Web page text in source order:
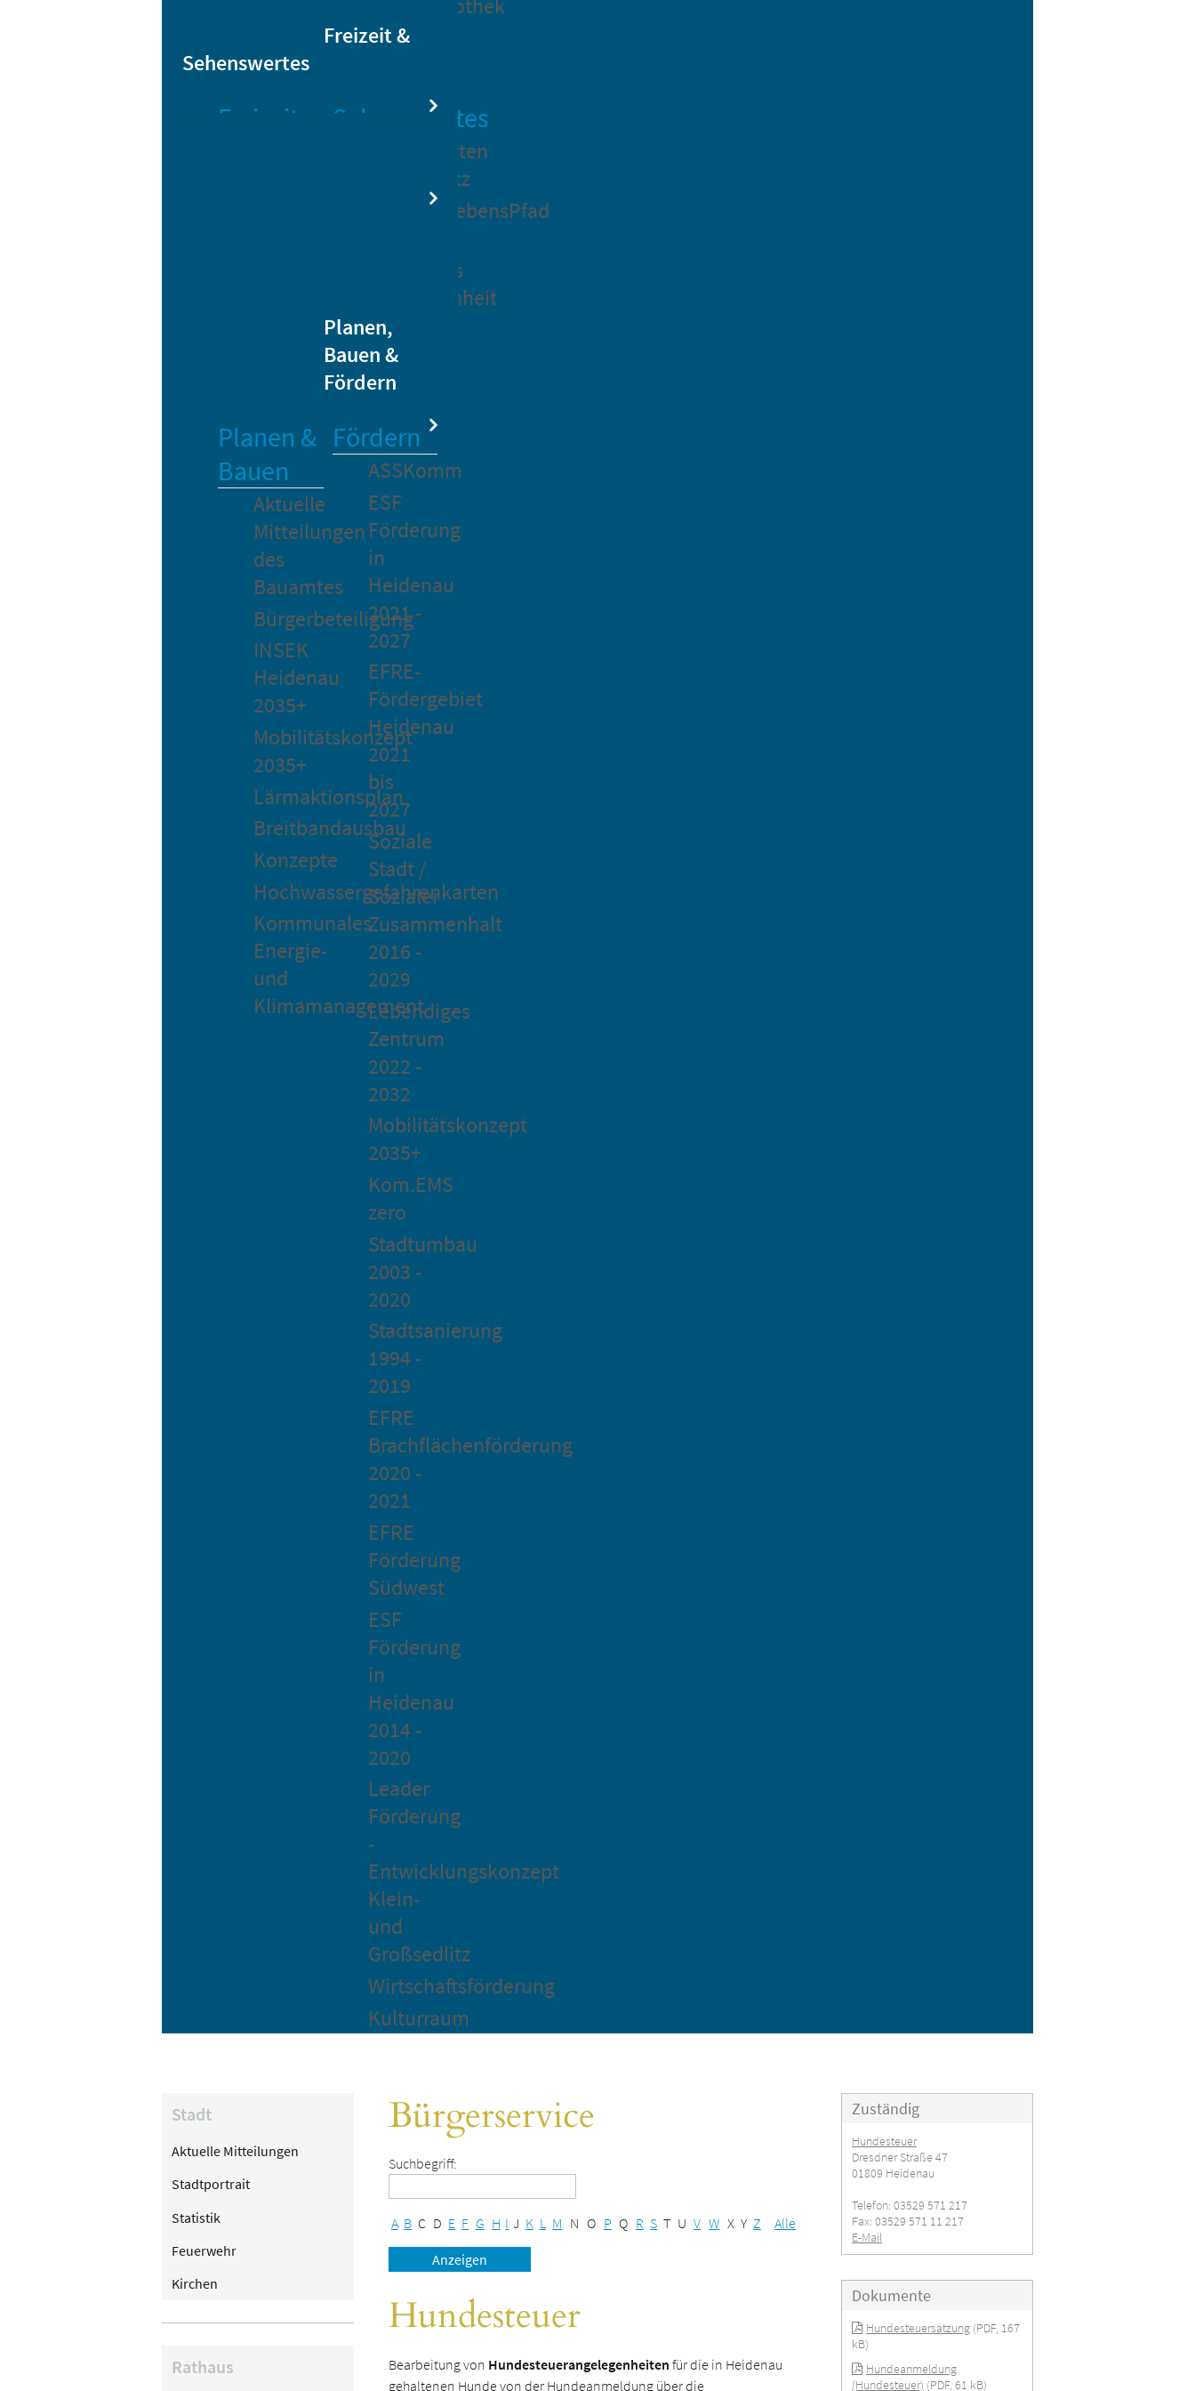
Bikesharing
Stadtbibliothek
Freizeit &
Sehenswertes
Freizeit
Heidenauer
Musiknacht
Sehenswertes
Barockgarten
Großsedlitz
MärchenLebensPfad
Heidenaus
Vergangenheit
Planen,
Bauen &
Fördern
Planen &
Bauen
Aktuelle
Mitteilungen
des
Bauamtes
Bürgerbeteiligung
INSEK
Heidenau
2035+
Mobilitätskonzept
2035+
Lärmaktionsplan
Breitbandausbau
Konzepte
Hochwassergefahrenkarten
Kommunales
Energie-
und
Klimamanagement
Fördern
ASSKomm
ESF
Förderung
in
Heidenau
2021 -
2027
EFRE-
Fördergebiet
Heidenau
2021
bis
2027
Soziale
Stadt /
Sozialer
Zusammenhalt
2016 -
2029
Lebendiges
Zentrum
2022 -
2032
Mobilitätskonzept
2035+
Kom.EMS
zero
Stadtumbau
2003 -
2020
Stadtsanierung
1994 -
2019
EFRE
Brachflächenförderung
2020 -
2021
EFRE
Förderung
Südwest
ESF
Förderung
in
Heidenau
2014 -
2020
Leader
Förderung
-
Entwicklungskonzept
Klein-
und
Großsedlitz
Wirtschaftsförderung
Kulturraum
Stadt
Aktuelle Mitteilungen
Stadtportrait
Statistik
Feuerwehr
Kirchen
Rathaus
Bürgerservice
Suchbegriff:
A B C D E F G H I J K L M N O P Q R S T U V W X Y Z Alle
Hundesteuer
Bearbeitung von Hundesteuerangelegenheiten für die in Heidenau
gehaltenen Hunde von der Hundeanmeldung über die
Zuständig
Hundesteuer
Dresdner Straße 47
01809 Heidenau
Telefon: 03529 571 217
Fax: 03529 571 11 217
E-Mail
Dokumente
Hundesteuersatzung(PDF, 167
kB)
Hundeanmeldung
(Hundesteuer) (PDF, 61 kB)